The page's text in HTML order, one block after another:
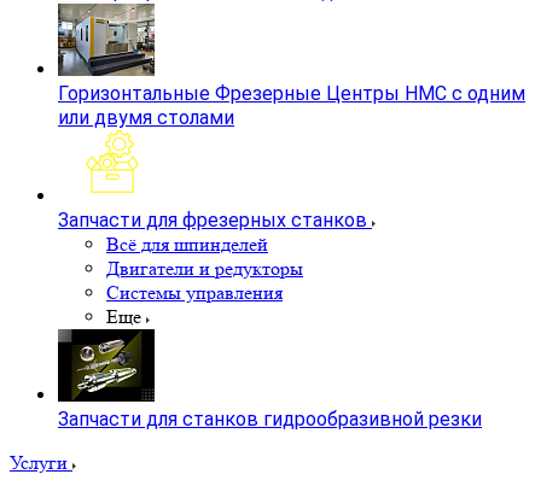
Горизонтальные Фрезерные Центры HMC с одним
или двумя столами
Запчасти для фрезерных станков
Всё для шпинделей
Двигатели и редукторы
Системы управления
Еще
Запчасти для станков гидрообразивной резки
Услуги